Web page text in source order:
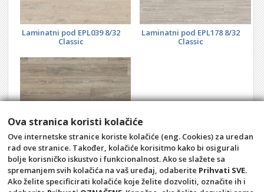
Laminatni pod EPL039 8/32
Classic
Laminatni pod EPL178 8/32
Classic
Laminatni pod EPL036 8/32
Classic
Opći uvjeti Pravila privatnosti
Ova stranica koristi kolačiće
Ove internetske stranice koriste kolačiće (eng. Cookies) za uredan
rad ove stranice. Također, kolačiće korisitmo kako bi osigurali
bolje korisničko iskustvo i funkcionalnost. Ako se slažete sa
spremanjem svih kolačića na vaš uređaj, odaberite Prihvati SVE.
Ako želite specificirati kolačiće koje želite dozvoliti, označite ih i